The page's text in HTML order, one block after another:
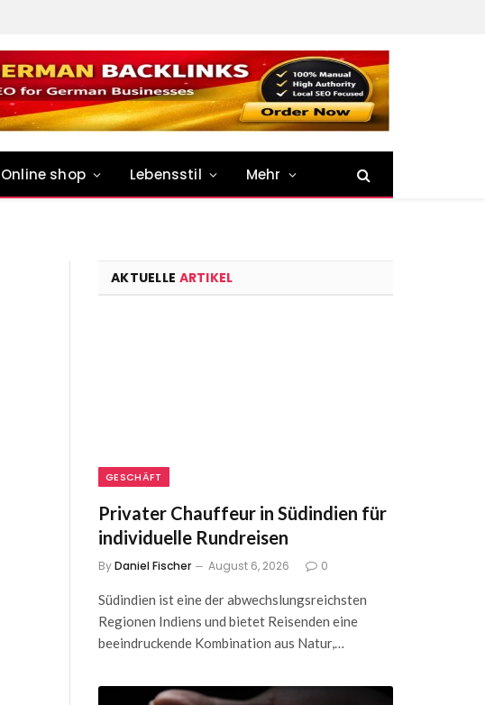
Online shop Lebensstil Mehr
AKTUELLE ARTIKEL
GESCHÄFT
Privater Chauffeur in Südindien für
individuelle Rundreisen
ByDaniel Fischer August 6, 2026 0
Südindien ist eine der abwechslungsreichsten
Regionen Indiens und bietet Reisenden eine
beeindruckende Kombination aus Natur,…